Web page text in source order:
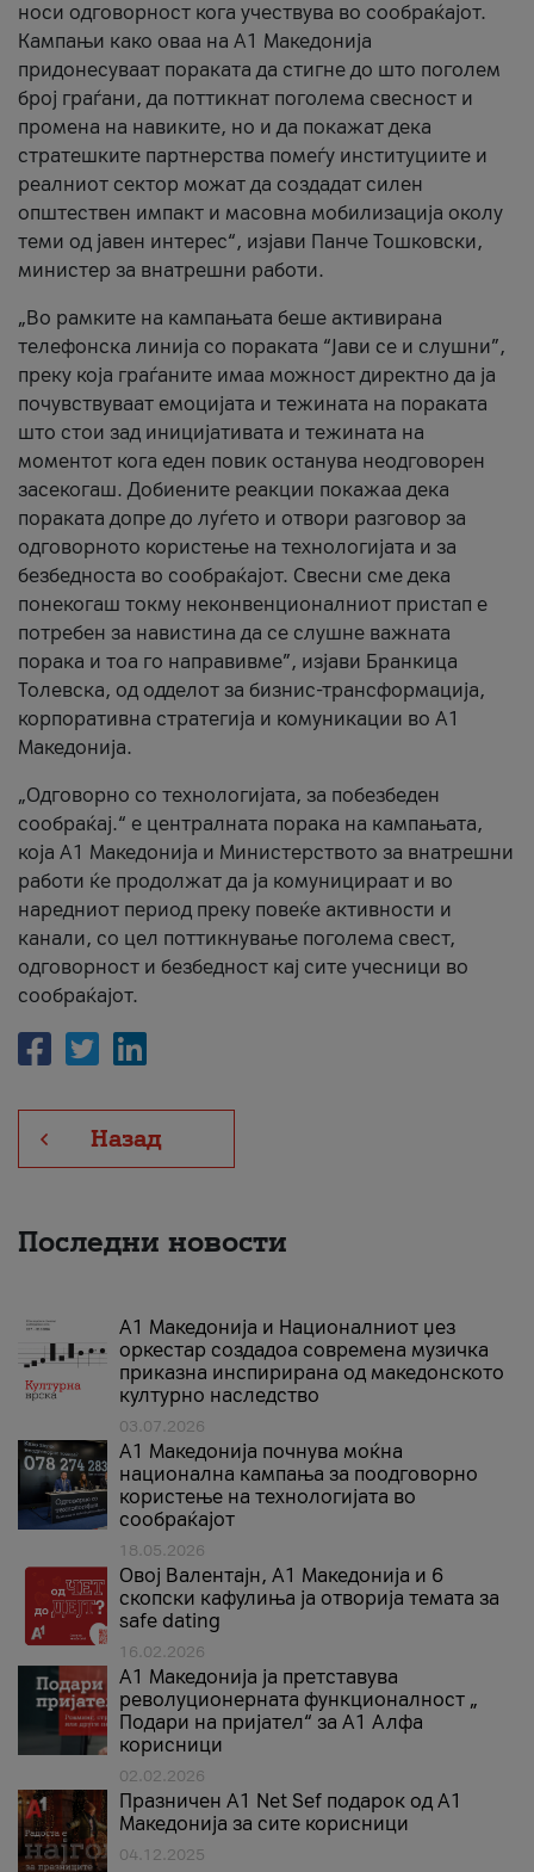
носи одговорност кога учествува во сообраќајот.
Кампањи како оваа на A1 Македонија
придонесуваат пораката да стигне до што поголем
број граѓани, да поттикнат поголема свесност и
промена на навиките, но и да покажат дека
стратешките партнерства помеѓу институциите и
реалниот сектор можат да создадат силен
општествен импакт и масовна мобилизација околу
теми од јавен интерес“, изјави Панче Тошковски,
министер за внатрешни работи.
„Во рамките на кампањата беше активирана
телефонска линија со пораката “Јави се и слушни”,
преку која граѓаните имаа можност директно да ја
почувствуваат емоцијата и тежината на пораката
што стои зад иницијативата и тежината на
моментот кога еден повик останува неодговорен
засекогаш. Добиените реакции покажаа дека
пораката допре до луѓето и отвори разговор за
одговорното користење на технологијата и за
безбедноста во сообраќајот. Свесни сме дека
понекогаш токму неконвенционалниот пристап е
потребен за навистина да се слушне важната
порака и тоа го направивме”, изјави Бранкица
Толевска, од одделот за бизнис-трансформација,
корпоративна стратегија и комуникации во А1
Македонија.
„Одговорно со технологијата, за побезбеден
сообраќај.“ е централната порака на кампањата,
која A1 Македонија и Министерството за внатрешни
работи ќе продолжат да ја комуницираат и во
наредниот период преку повеќе активности и
канали, со цел поттикнување поголема свест,
одговорност и безбедност кај сите учесници во
сообраќајот.
Назад
Последни новости
А1 Македонија и Националниот џез
оркестар создадоа современа музичка
приказна инспирирана од македонското
културно наследство
03.07.2026
A1 Македонија почнува моќна
национална кампања за поодговорно
користење на технологијата во
сообраќајот
18.05.2026
Овој Валентајн, A1 Македонија и 6
скопски кафулиња ја отворија темата за
safe dating
16.02.2026
А1 Македонија ја претставува
револуционерната функционалност „
Подари на пријател“ за А1 Алфа
корисници
02.02.2026
Празничен A1 Net Sеf подарок од А1
Македонија за сите корисници
04.12.2025